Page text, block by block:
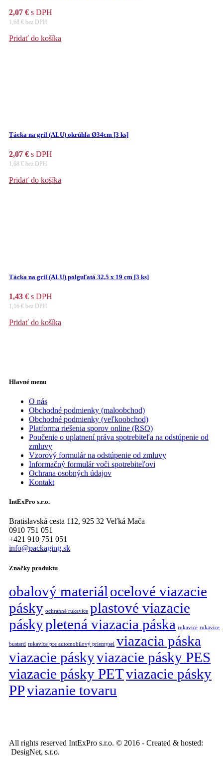
2,07 € s DPH
1,68 € bez DPH
Pridať do košíka
Tácka na gril (ALU) okrúhla Ø34cm [3 ks]
2,07 € s DPH
1,68 € bez DPH
Pridať do košíka
Tácka na gril (ALU) polguľatá 32,5 x 19 cm [3 ks]
1,43 € s DPH
1,16 € bez DPH
Pridať do košíka
Hlavné menu
O nás
Obchodné podmienky (maloobchod)
Obchodné podmienky (veľkoobchod)
Platforma riešenia sporov online (RSO)
Poučenie o uplatnení práva spotrebiteľa na odstúpenie od
zmluvy
Vzorový formulár na odstúpenie od zmluvy
Informačný formulár voči spotrebiteľovi
Ochrana osobných údajov
Kontakt
IntExPro s.r.o.
Bratislavská cesta 112, 925 32 Veľká Mača
0910 751 051
+421 910 751 051
info@packaging.sk
Značky produktu
obalový materiál ocelové viazacie
pásky ochranné rukavice plastové viazacie
páskypletená viazacia páska rukavice rukavice
bustard rukavice pre automobilový priemysel viazacia páska
viazacie páskyviazacie pásky PES
viazacie pásky PETviazacie pásky
PPviazanie tovaru
All rights reserved IntExPro s.r.o. © 2016 - Created & hosted:
DesigNet, s.r.o.